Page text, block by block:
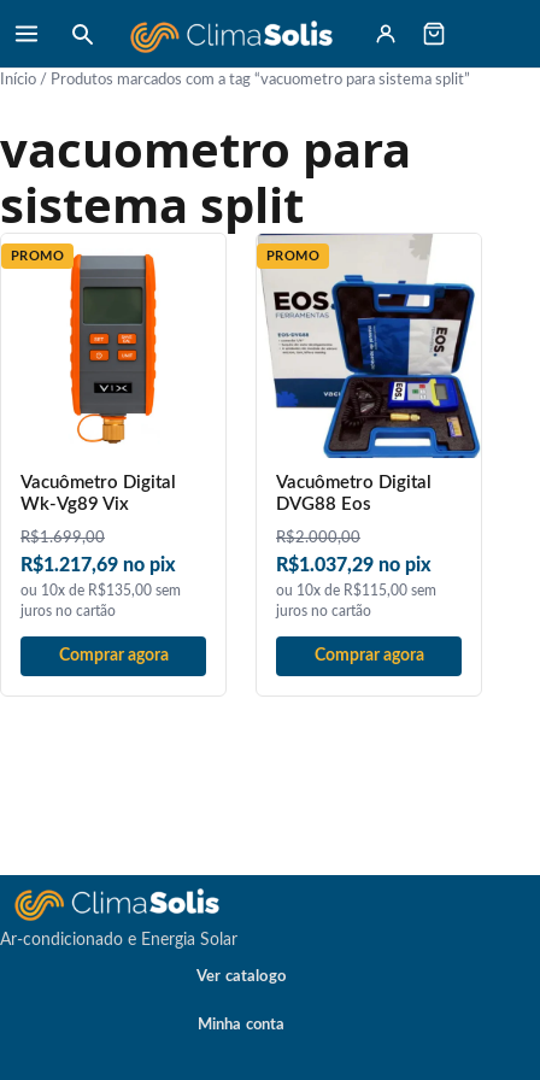
Início / Produtos marcados com a tag “vacuometro para sistema split”
vacuometro para
sistema split
PROMO
Vacuômetro Digital
Wk-Vg89 Vix
R$1.699,00
R$1.217,69 no pix
ou 10x de R$135,00 sem
juros no cartão
Comprar agora
PROMO
Vacuômetro Digital
DVG88 Eos
R$2.000,00
R$1.037,29 no pix
ou 10x de R$115,00 sem
juros no cartão
Comprar agora
Ar-condicionado e Energia Solar
Ver catalogo
Minha conta